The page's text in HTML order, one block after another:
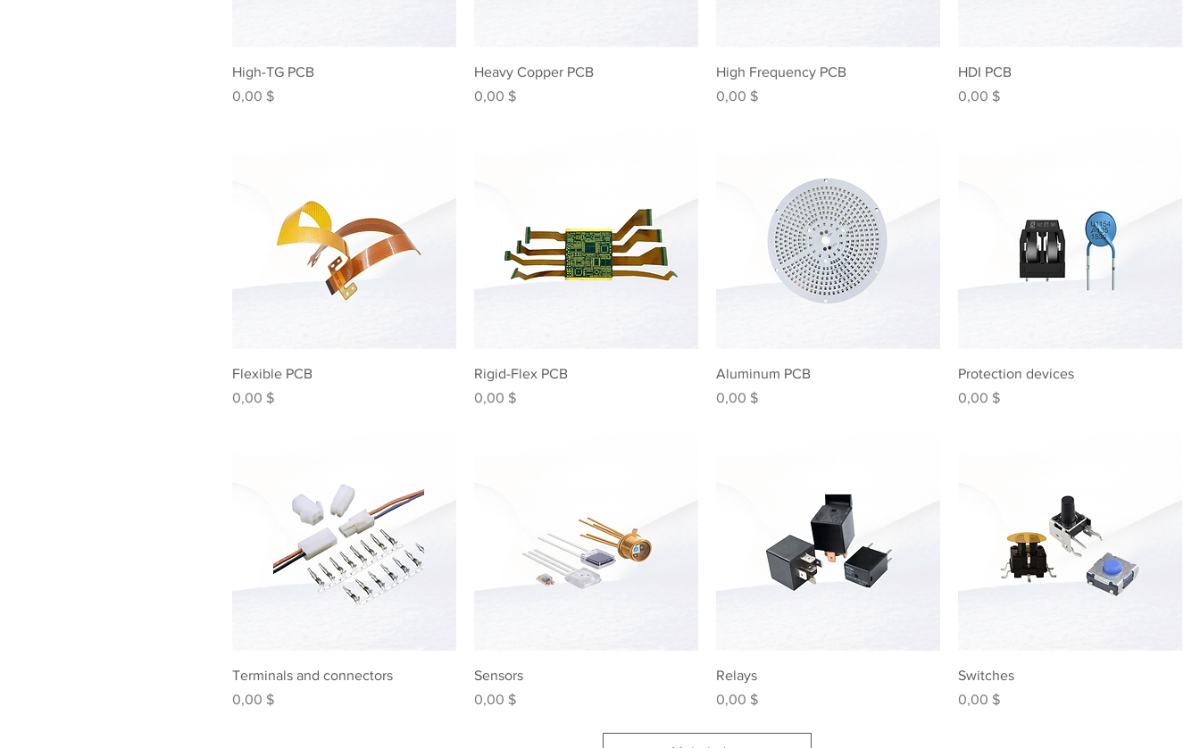
High-TG PCB
Preis
0,00 $
Heavy Copper PCB
Preis
0,00 $
High Frequency PCB
Preis
0,00 $
HDI PCB
Preis
0,00 $
Flexible PCB
Preis
0,00 $
Rigid-Flex PCB
Preis
0,00 $
Aluminum PCB
Preis
0,00 $
Protection devices
Preis
0,00 $
Terminals and connectors
Preis
0,00 $
Sensors
Preis
0,00 $
Relays
Preis
0,00 $
Switches
Preis
0,00 $